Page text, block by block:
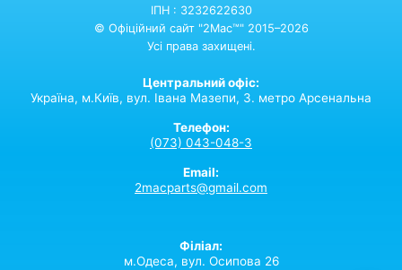
ІПН : 3232622630
© Офіційний сайт "2Mac™" 2015–2026
Усі права захищені.
Центральний офіс:
Україна, м.Київ, вул. Івана Мазепи, 3. метро Арсенальна
Телефон:
(073) 043-048-3
Email:
2macparts@gmail.com
Філіал:
м.Одеса, вул. Осипова 26